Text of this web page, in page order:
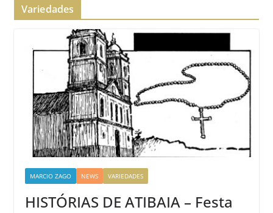
Variedades
MARCIO ZAGO NEWS VARIEDADES
HISTÓRIAS DE ATIBAIA – Festa